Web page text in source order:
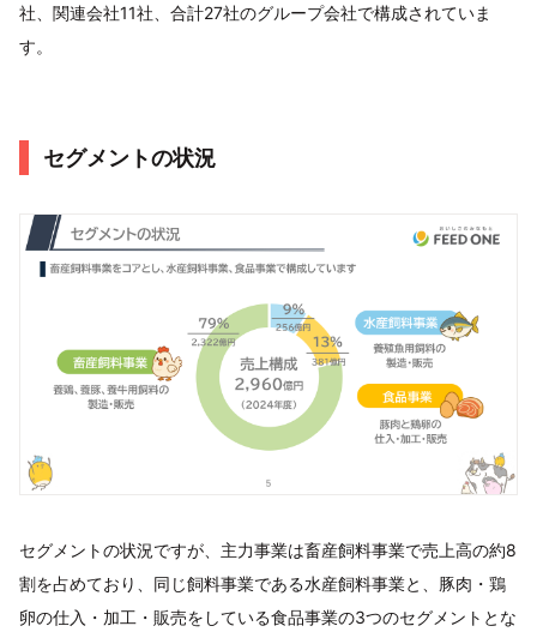
社、関連会社11社、合計27社のグループ会社で構成されていま
す。
セグメントの状況
セグメントの状況ですが、主力事業は畜産飼料事業で売上高の約8
割を占めており、同じ飼料事業である水産飼料事業と、豚肉・鶏
卵の仕入・加工・販売をしている食品事業の3つのセグメントとな